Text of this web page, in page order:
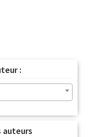
:
auteurs